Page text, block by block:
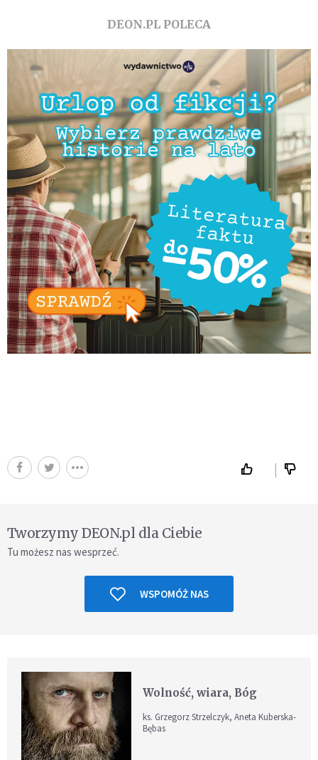
DEON.PL POLECA
Tworzymy DEON.pl dla Ciebie
Tu możesz nas wesprzeć.
WSPOMÓŻ NAS
Wolność, wiara, Bóg
ks. Grzegorz Strzelczyk, Aneta Kuberska-
Bębas